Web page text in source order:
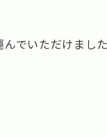
でいただけまし